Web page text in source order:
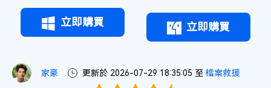
立即購買 立即購買
家豪 更新於 2026-07-29 18:35:05 至 檔案救援